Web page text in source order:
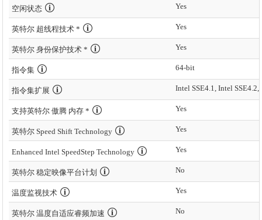
空闲状态 Yes
英特尔 超线程技术 * Yes
英特尔 身份保护技术 * Yes
指令集 64-bit
指令集扩展 Intel SSE4.1, Intel
支持英特尔 傲腾 内存 * Yes
英特尔 Speed Shift Technology Yes
Enhanced Intel SpeedStep Technology Yes
英特尔 稳定映像平台计划 No
温度监视技术 Yes
英特尔 温度自适应睿频加速 No